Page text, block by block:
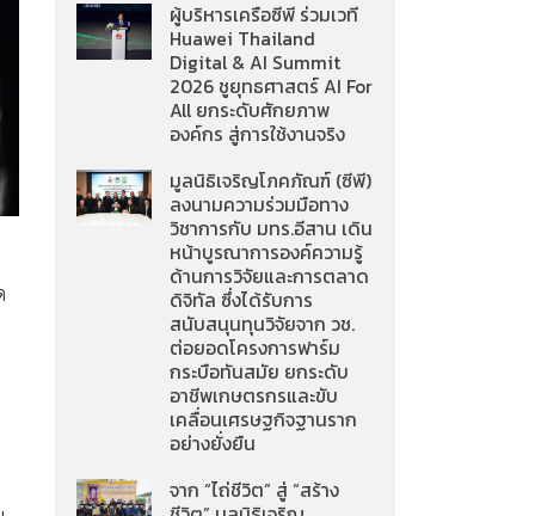
ผู้บริหารเครือซีพี ร่วมเวที
Huawei Thailand
Digital & AI Summit
2026 ชูยุทธศาสตร์ AI For
All ยกระดับศักยภาพ
องค์กร สู่การใช้งานจริง
มูลนิธิเจริญโภคภัณฑ์ (ซีพี)
ลงนามความร่วมมือทาง
วิชาการกับ มทร.อีสาน เดิน
หน้าบูรณาการองค์ความรู้
ด้านการวิจัยและการตลาด
ดิจิทัล ซึ่งได้รับการ
สนับสนุนทุนวิจัยจาก วช.
ต่อยอดโครงการฟาร์ม
กระบือทันสมัย ยกระดับ
อาชีพเกษตรกรและขับ
เคลื่อนเศรษฐกิจฐานราก
อย่างยั่งยืน
จาก “ไถ่ชีวิต” สู่ “สร้าง